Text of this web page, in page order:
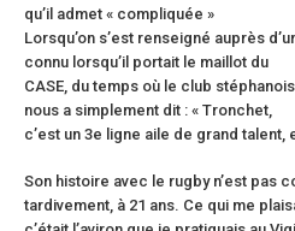
qu’il admet « compliquée »
Lorsqu’on s’est renseigné auprès
connu lorsqu’il portait le maillot du
CASE, du temps où le club
nous a simplement dit : « Tronchet,
c’est un 3e ligne aile de grand talent,
Son histoire avec le rugby n’est pas
tardivement, à 21 ans. Ce qui me